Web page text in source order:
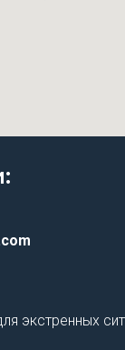
экстренных